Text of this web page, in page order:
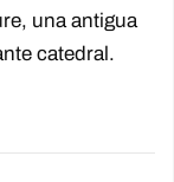
una antigua
catedral.